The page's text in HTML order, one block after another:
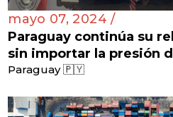
mayo 07, 2024 /
Paraguay continúa su
sin importar la presión
Paraguay 🇵🇾